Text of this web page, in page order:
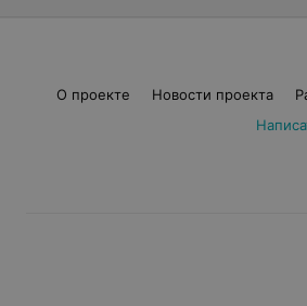
О проекте Новости проекта